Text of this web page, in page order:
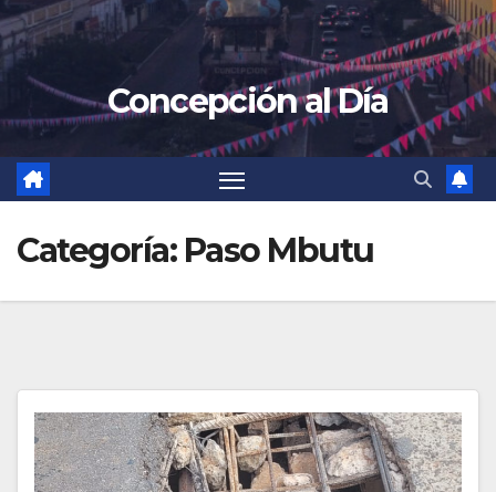
Concepción al Día
Categoría: Paso Mbutu